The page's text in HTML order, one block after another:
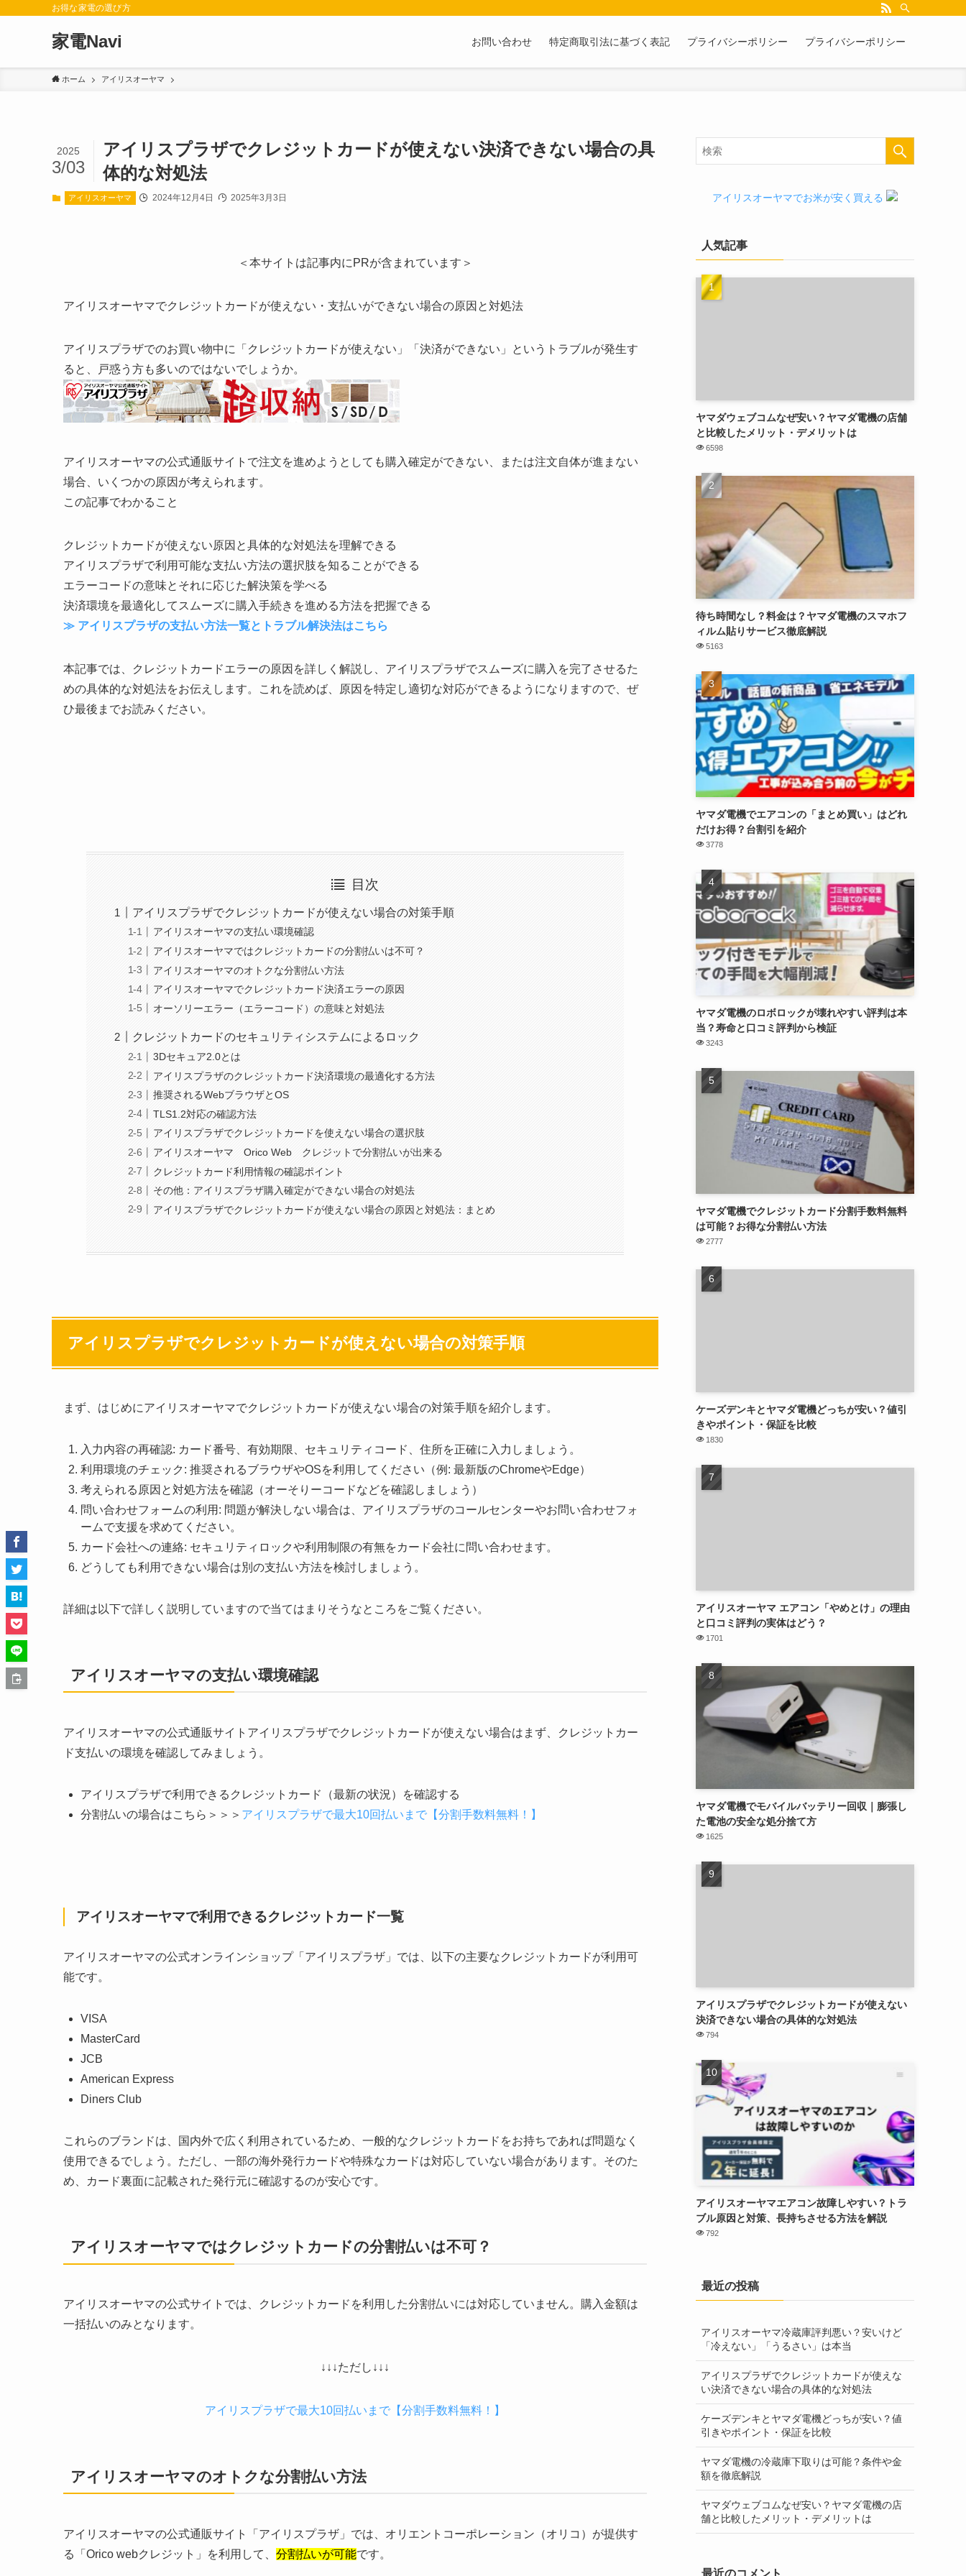
お得な家電の選び方
家電Navi お問い合わせ 特定商取引法に基づく表記 プライバシーポリシー プライバシーポリシー
ホーム アイリスオーヤマ
アイリスプラザでクレジットカードが使えない決済できない場合の具
体的な対処法
2025
3/03
アイリスオーヤマ 2024年12月4日 2025年3月3日
＜本サイトは記事内にPRが含まれています＞
アイリスオーヤマでクレジットカードが使えない・支払いができない場合の原因と対処法
アイリスプラザでのお買い物中に「クレジットカードが使えない」「決済ができない」というトラブルが発生す
ると、戸惑う方も多いのではないでしょうか。
アイリスオーヤマの公式通販サイトで注文を進めようとしても購入確定ができない、または注文自体が進まない
場合、いくつかの原因が考えられます。
この記事でわかること
クレジットカードが使えない原因と具体的な対処法を理解できる
アイリスプラザで利用可能な支払い方法の選択肢を知ることができる
エラーコードの意味とそれに応じた解決策を学べる
決済環境を最適化してスムーズに購入手続きを進める方法を把握できる
≫ アイリスプラザの支払い方法一覧とトラブル解決法はこちら
本記事では、クレジットカードエラーの原因を詳しく解説し、アイリスプラザでスムーズに購入を完了させるた
めの具体的な対処法をお伝えします。これを読めば、原因を特定し適切な対応ができるようになりますので、ぜ
ひ最後までお読みください。
目次
アイリスプラザでクレジットカードが使えない場合の対策手順
アイリスオーヤマの支払い環境確認
アイリスオーヤマではクレジットカードの分割払いは不可？
アイリスオーヤマのオトクな分割払い方法
アイリスオーヤマでクレジットカード決済エラーの原因
オーソリーエラー（エラーコード）の意味と対処法
クレジットカードのセキュリティシステムによるロック
3Dセキュア2.0とは
アイリスプラザのクレジットカード決済環境の最適化する方法
推奨されるWebブラウザとOS
TLS1.2対応の確認方法
アイリスプラザでクレジットカードを使えない場合の選択肢
アイリスオーヤマ Orico Web クレジットで分割払いが出来る
クレジットカード利用情報の確認ポイント
その他：アイリスプラザ購入確定ができない場合の対処法
アイリスプラザでクレジットカードが使えない場合の原因と対処法：まとめ
アイリスプラザでクレジットカードが使えない場合の対策手順
まず、はじめにアイリスオーヤマでクレジットカードが使えない場合の対策手順を紹介します。
入力内容の再確認: カード番号、有効期限、セキュリティコード、住所を正確に入力しましょう。
利用環境のチェック: 推奨されるブラウザやOSを利用してください（例: 最新版のChromeやEdge）
考えられる原因と対処方法を確認（オーそりーコードなどを確認しましょう）
問い合わせフォームの利用: 問題が解決しない場合は、アイリスプラザのコールセンターやお問い合わせフォ
ームで支援を求めてください。
カード会社への連絡: セキュリティロックや利用制限の有無をカード会社に問い合わせます。
どうしても利用できない場合は別の支払い方法を検討しましょう。
詳細は以下で詳しく説明していますので当てはまりそうなところをご覧ください。
アイリスオーヤマの支払い環境確認
アイリスオーヤマの公式通販サイトアイリスプラザでクレジットカードが使えない場合はまず、クレジットカー
ド支払いの環境を確認してみましょう。
アイリスプラザで利用できるクレジットカード（最新の状況）を確認する
分割払いの場合はこちら＞＞＞ アイリスプラザで最大10回払いまで【分割手数料無料！】
アイリスオーヤマで利用できるクレジットカード一覧
アイリスオーヤマの公式オンラインショップ「アイリスプラザ」では、以下の主要なクレジットカードが利用可
能です。
VISA
MasterCard
JCB
American Express
Diners Club
これらのブランドは、国内外で広く利用されているため、一般的なクレジットカードをお持ちであれば問題なく
使用できるでしょう。ただし、一部の海外発行カードや特殊なカードは対応していない場合があります。そのた
め、カード裏面に記載された発行元に確認するのが安心です。
アイリスオーヤマではクレジットカードの分割払いは不可？
アイリスオーヤマの公式サイトでは、クレジットカードを利用した分割払いには対応していません。購入金額は
一括払いのみとなります。
↓↓↓ただし↓↓↓
アイリスプラザで最大10回払いまで【分割手数料無料！】
アイリスオーヤマのオトクな分割払い方法
アイリスオーヤマの公式通販サイト「アイリスプラザ」では、オリエントコーポレーション（オリコ）が提供す
る「Orico webクレジット」を利用して、 分割払いが可能です。
アイリスオーヤマでお米が安く買える
人気記事
ヤマダウェブコムなぜ安い？ヤマダ電機の店舗
と比較したメリット・デメリットは
6598
待ち時間なし？料金は？ヤマダ電機のスマホフ
ィルム貼りサービス徹底解説
5163
ヤマダ電機でエアコンの「まとめ買い」はどれ
だけお得？台割引を紹介
3778
ヤマダ電機のロボロックが壊れやすい評判は本
当？寿命と口コミ評判から検証
3243
ヤマダ電機でクレジットカード分割手数料無料
は可能？お得な分割払い方法
2777
ケーズデンキとヤマダ電機どっちが安い？値引
きやポイント・保証を比較
1830
アイリスオーヤマ エアコン「やめとけ」の理由
と口コミ評判の実体はどう？
1701
ヤマダ電機でモバイルバッテリー回収｜膨張し
た電池の安全な処分捨て方
1625
アイリスプラザでクレジットカードが使えない
決済できない場合の具体的な対処法
794
アイリスオーヤマエアコン故障しやすい？トラ
ブル原因と対策、長持ちさせる方法を解説
792
最近の投稿
アイリスオーヤマ冷蔵庫評判悪い？安いけど
「冷えない」「うるさい」は本当
アイリスプラザでクレジットカードが使えな
い決済できない場合の具体的な対処法
ケーズデンキとヤマダ電機どっちが安い？値
引きやポイント・保証を比較
ヤマダ電機の冷蔵庫下取りは可能？条件や金
額を徹底解説
ヤマダウェブコムなぜ安い？ヤマダ電機の店
舗と比較したメリット・デメリットは
最近のコメント